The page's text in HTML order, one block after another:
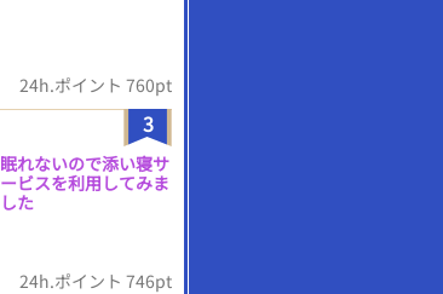
24h.ポイント 760pt
3
眠れないので添い寝サ
ービスを利用してみま
した
24h.ポイント 746pt